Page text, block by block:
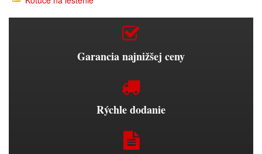
Garancia najnižšej ceny
Rýchle dodanie